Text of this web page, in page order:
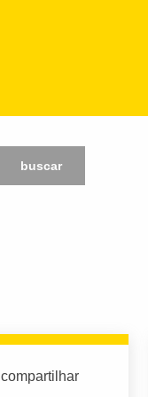
buscar
compartilhar